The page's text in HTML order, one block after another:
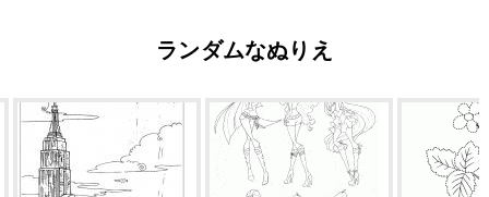
ランダムなぬりえ